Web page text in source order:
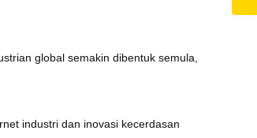
global semakin dibentuk semula,
industri dan inovasi kecerdasan